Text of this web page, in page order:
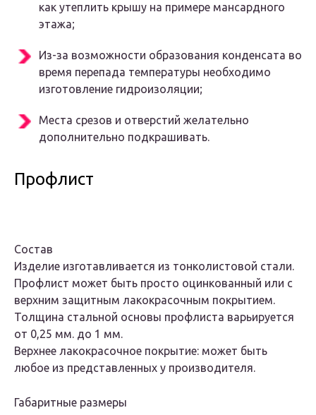
как утеплить крышу на примере мансардного
этажа;
Из-за возможности образования конденсата во
время перепада температуры необходимо
изготовление гидроизоляции;
Места срезов и отверстий желательно
дополнительно подкрашивать.
Профлист
Состав
Изделие изготавливается из тонколистовой стали.
Профлист может быть просто оцинкованный или с
верхним защитным лакокрасочным покрытием.
Толщина стальной основы профлиста варьируется
от 0,25 мм. до 1 мм.
Верхнее лакокрасочное покрытие: может быть
любое из представленных у производителя.
Габаритные размеры